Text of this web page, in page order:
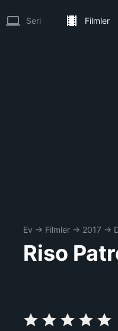
Seri Filmler
Ev → Filmler → 2017 →
Riso